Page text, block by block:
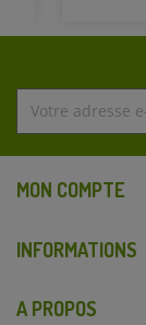
MON COMPTE
INFORMATIONS
A PROPOS